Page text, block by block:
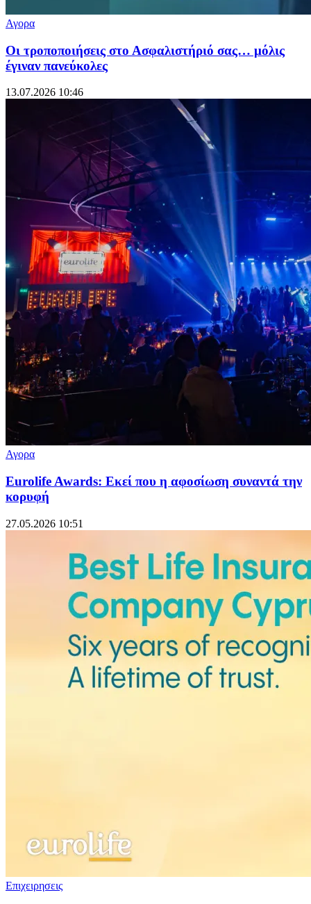
Αγορα
Οι τροποποιήσεις στο Ασφαλιστήριό σας… μόλις
έγιναν πανεύκολες
13.07.2026 10:46
Αγορα
Eurolife Awards: Εκεί που η αφοσίωση συναντά την
κορυφή
27.05.2026 10:51
Επιχειρησεις